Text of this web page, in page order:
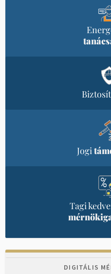
Jogi
Tagi
DIGITÁLIS